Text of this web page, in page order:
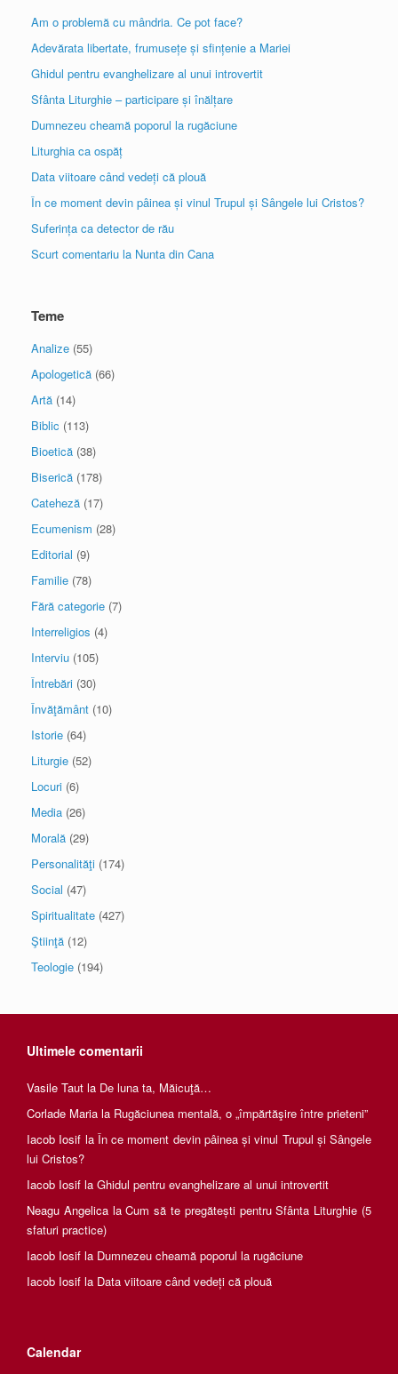
Am o problemă cu mândria. Ce pot face?
Adevărata libertate, frumusețe și sfințenie a Mariei
Ghidul pentru evanghelizare al unui introvertit
Sfânta Liturghie – participare și înălțare
Dumnezeu cheamă poporul la rugăciune
Liturghia ca ospăț
Data viitoare când vedeți că plouă
În ce moment devin pâinea și vinul Trupul și Sângele lui Cristos?
Suferința ca detector de rău
Scurt comentariu la Nunta din Cana
Teme
Analize (55)
Apologetică (66)
Artă (14)
Biblic (113)
Bioetică (38)
Biserică (178)
Cateheză (17)
Ecumenism (28)
Editorial (9)
Familie (78)
Fără categorie (7)
Interreligios (4)
Interviu (105)
Întrebări (30)
Învăţământ (10)
Istorie (64)
Liturgie (52)
Locuri (6)
Media (26)
Morală (29)
Personalităţi (174)
Social (47)
Spiritualitate (427)
Ştiinţă (12)
Teologie (194)
Ultimele comentarii
Vasile Taut la De luna ta, Măicuţă…
Corlade Maria la Rugăciunea mentală, o „împărtăşire între prieteni”
Iacob Iosif la În ce moment devin pâinea și vinul Trupul și Sângele
lui Cristos?
Iacob Iosif la Ghidul pentru evanghelizare al unui introvertit
Neagu AngelicalaCum să te pregătești pentru Sfânta Liturghie (5
sfaturi practice)
Iacob Iosif la Dumnezeu cheamă poporul la rugăciune
Iacob Iosif la Data viitoare când vedeți că plouă
Calendar